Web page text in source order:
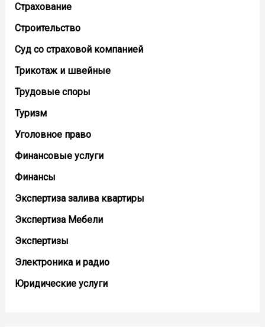
Страхование
Строительство
Суд со страховой компанией
Трикотаж и швейные
Трудовые споры
Туризм
Уголовное право
Финансовые услуги
Финансы
Экспертиза залива квартиры
Экспертиза Мебели
Экспертизы
Электроника и радио
Юридические услуги